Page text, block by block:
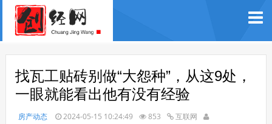
找瓦工贴砖别做“大怨种”，从这9处，
一眼就能看出他有没有经验
房产动态 2024-05-15 10:24:49 853 互联网